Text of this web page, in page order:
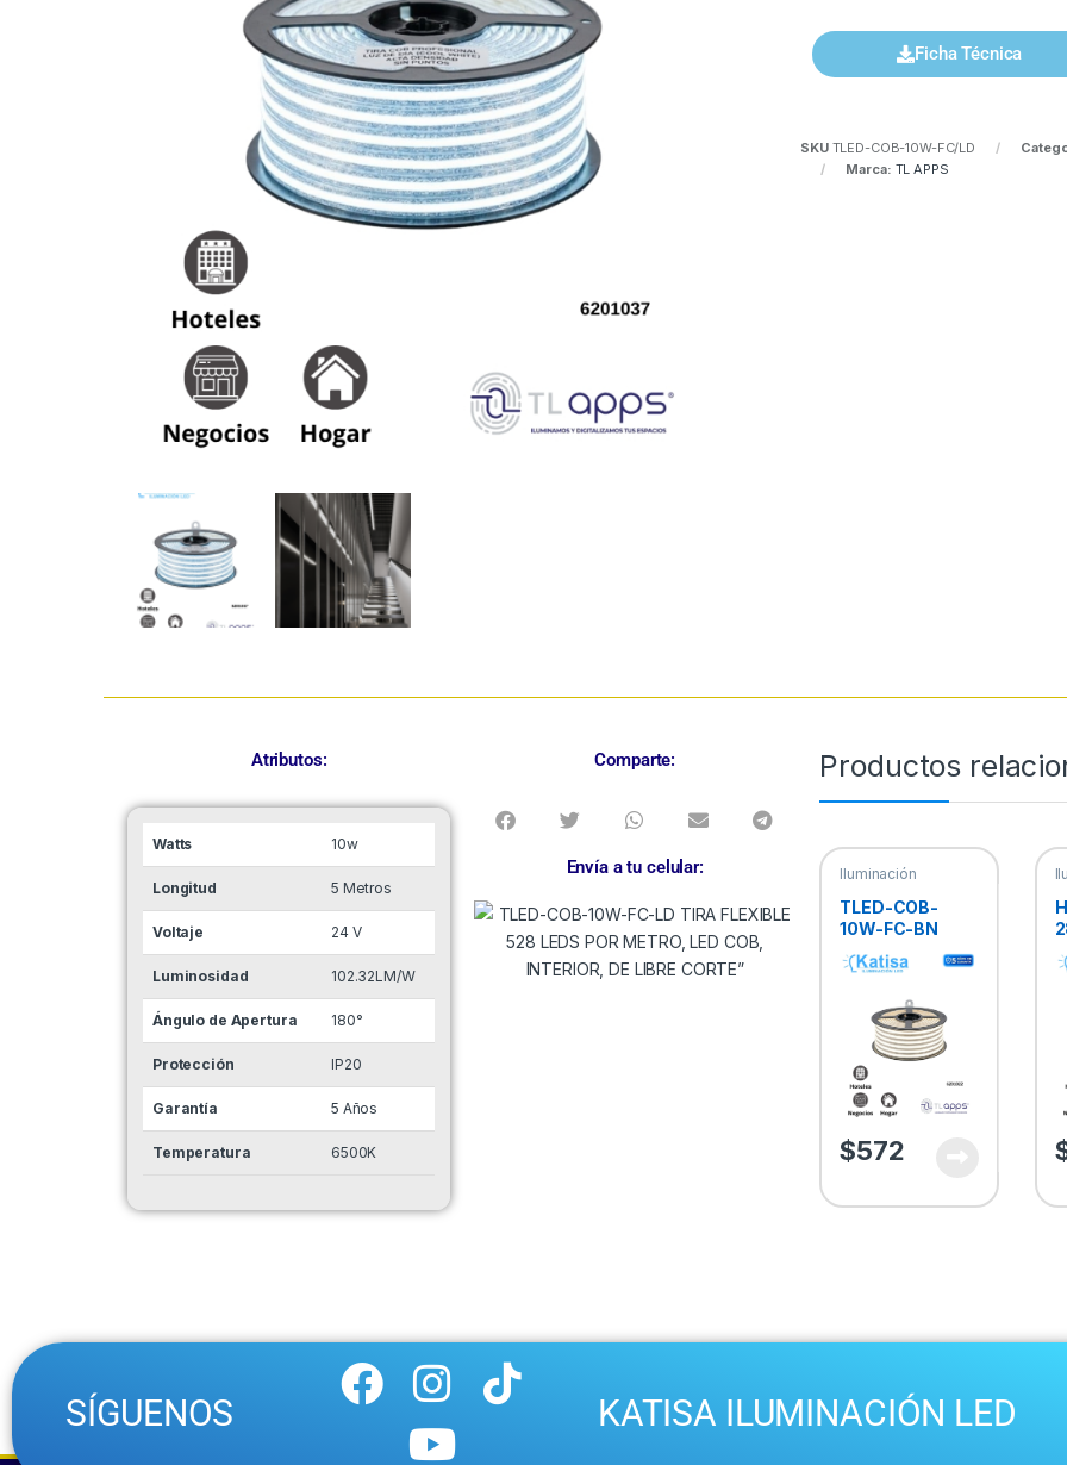
Ficha Técnica
SKU TLED-COB-10W-FC/LD
Marca: TL APPS
Atributos:
Watts 10w
Longitud 5 Metros
Voltaje 24 V
Luminosidad 102.32LM/W
Ángulo de Apertura 180°
Protección IP20
Garantía 5 Años
Temperatura 6500K
Comparte:
Envía a tu celular:
Productos
Iluminación
Mangueras
TLED-COB-
10W-FC-BN
“TIRA FLEXIBLE
528 LEDS POR
COB, INTERIOR,
DE LIBRE
CORTE”
$572
SÍGUENOS KATISA ILUMINACIÓN LED